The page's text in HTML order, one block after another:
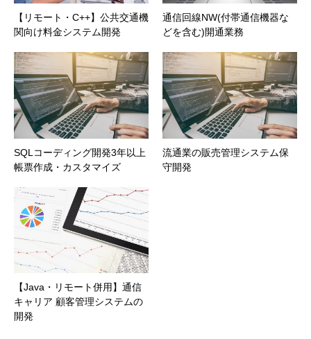
【リモート・C++】公共交通機
関向け料金システム開発
通信回線NW(付帯通信機器な
どを含む)開通業務
SQLコーディング開発3年以上
帳票作成・カスタマイズ
流通業の販売管理システム保
守開発
【Java・リモート併用】通信
キャリア 顧客管理システムの
開発